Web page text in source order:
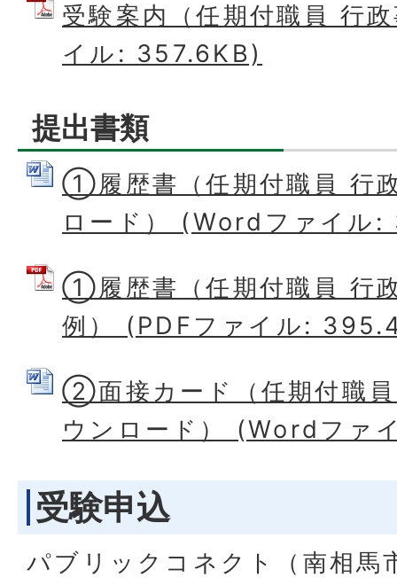
受験案内（任期付職員 行
イル: 357.6KB)
提出書類
①履歴書（任期付職員 行
ロード） (Wordファイル
①履歴書（任期付職員 行
例） (PDFファイル:
②面接カード（任期付職
ウンロード） (Wordファ
受験申込
パブリックコネクト（南相馬